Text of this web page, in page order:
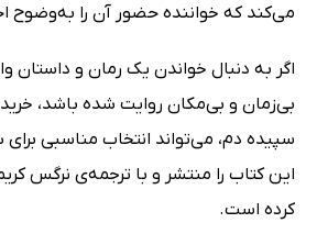
می‌کند که خواننده حضور آن را
اگر به دنبال خواندن یک رمان و داستان
بی‌زمان و بی‌مکان روایت شده باشد،
سپیده دم، می‌تواند انتخاب مناسبی برای
این کتاب را منتشر و با ترجمه‌ی نرگس
کرده است.